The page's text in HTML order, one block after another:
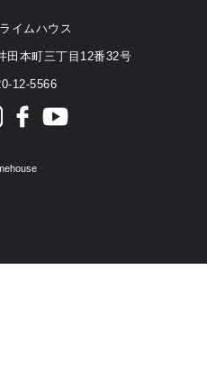
イムハウス
田本町三丁目12番32号
12-5566